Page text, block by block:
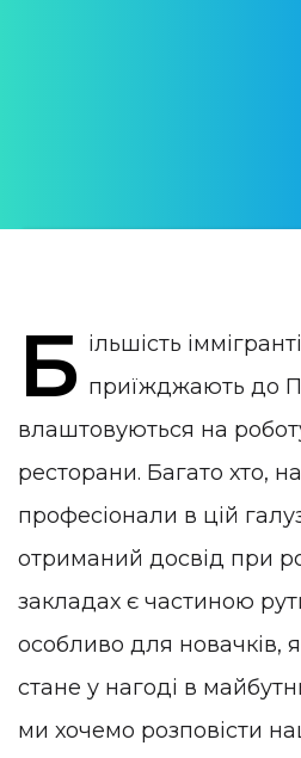
Б ільшість
приїжджають до
влаштовуються на
ресторани. Багато хто,
професіонали в цій
отриманий досвід при
закладах є частиною
особливо для новачків,
стане у нагоді в
ми хочемо розповісти